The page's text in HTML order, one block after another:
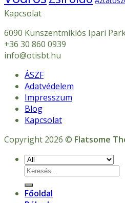
Kapcsolat
6090 Kunszentmiklós Ipari
+36 30 860 0939
info@otisbt.hu
ÁSZF
Adatvédelem
Impresszum
Blog
Kapcsolat
Copyright 2026 © Flatsome
Keresés
a
következőre:
Főoldal